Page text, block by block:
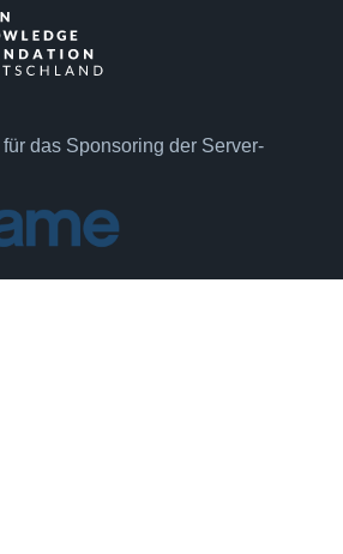
für das Sponsoring der Server-